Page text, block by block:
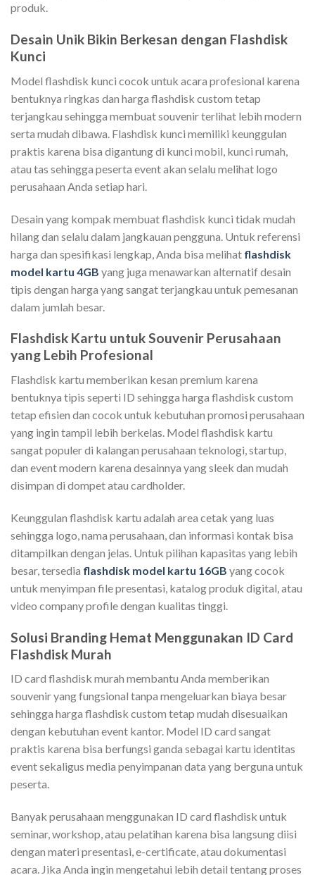
produk.
Desain Unik Bikin Berkesan dengan Flashdisk
Kunci
Model flashdisk kunci cocok untuk acara profesional karena
bentuknya ringkas dan harga flashdisk custom tetap
terjangkau sehingga membuat souvenir terlihat lebih modern
serta mudah dibawa. Flashdisk kunci memiliki keunggulan
praktis karena bisa digantung di kunci mobil, kunci rumah,
atau tas sehingga peserta event akan selalu melihat logo
perusahaan Anda setiap hari.
Desain yang kompak membuat flashdisk kunci tidak mudah
hilang dan selalu dalam jangkauan pengguna. Untuk referensi
harga dan spesifikasi lengkap, Anda bisa melihat flashdisk
model kartu 4GB yang juga menawarkan alternatif desain
tipis dengan harga yang sangat terjangkau untuk pemesanan
dalam jumlah besar.
Flashdisk Kartu untuk Souvenir Perusahaan
yang Lebih Profesional
Flashdisk kartu memberikan kesan premium karena
bentuknya tipis seperti ID sehingga harga flashdisk custom
tetap efisien dan cocok untuk kebutuhan promosi perusahaan
yang ingin tampil lebih berkelas. Model flashdisk kartu
sangat populer di kalangan perusahaan teknologi, startup,
dan event modern karena desainnya yang sleek dan mudah
disimpan di dompet atau cardholder.
Keunggulan flashdisk kartu adalah area cetak yang luas
sehingga logo, nama perusahaan, dan informasi kontak bisa
ditampilkan dengan jelas. Untuk pilihan kapasitas yang lebih
besar, tersedia flashdisk model kartu 16GB yang cocok
untuk menyimpan file presentasi, katalog produk digital, atau
video company profile dengan kualitas tinggi.
Solusi Branding Hemat Menggunakan ID Card
Flashdisk Murah
ID card flashdisk murah membantu Anda memberikan
souvenir yang fungsional tanpa mengeluarkan biaya besar
sehingga harga flashdisk custom tetap mudah disesuaikan
dengan kebutuhan event kantor. Model ID card sangat
praktis karena bisa berfungsi ganda sebagai kartu identitas
event sekaligus media penyimpanan data yang berguna untuk
peserta.
Banyak perusahaan menggunakan ID card flashdisk untuk
seminar, workshop, atau pelatihan karena bisa langsung diisi
dengan materi presentasi, e-certificate, atau dokumentasi
acara. Jika Anda ingin mengetahui lebih detail tentang proses